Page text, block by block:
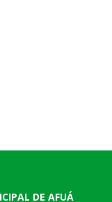
DE AFUÁ